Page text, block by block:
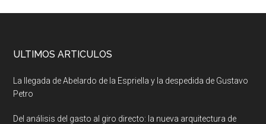
ULTIMOS ARTICULOS
La llegada de Abelardo de la Espriella y la despedida de Gustavo
Petro
Del análisis del gasto al giro directo: la nueva arquitectura de